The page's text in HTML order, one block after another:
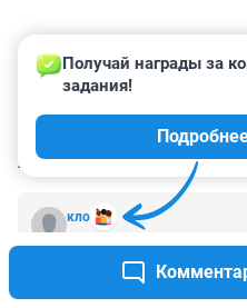
КОММЕНТАРИИ 6
кло
Получай награды за
задания!
многие страны уже